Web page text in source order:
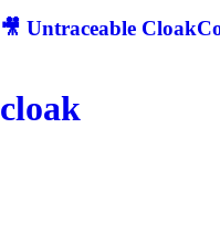
🎥 Untraceable
cloak